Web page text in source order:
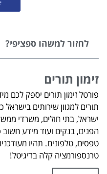
לחזור למשהו ספציפי?
זימון תורים
פורטל זימון תורים יספק לכם
תורים למגוון שירותים בישראל
ישראל, בתי חולים, משרדי
הפנים, בנקים ועוד מידע חשוב
טפסים, טלפונים. תהיו
טרנספורמציה קלה בדיגיטל!